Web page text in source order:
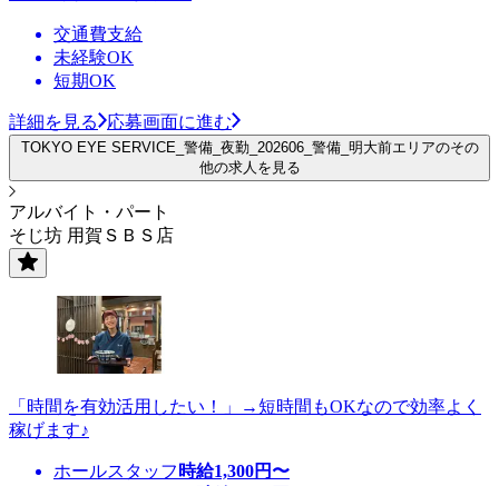
交通費支給
未経験OK
短期OK
詳細を見る 応募画面に進む
TOKYO EYE SERVICE_警備_夜勤_202606_警備_明大前エリアのその
他の求人を見る
アルバイト・パート
そじ坊 用賀ＳＢＳ店
「時間を有効活用したい！」→短時間もOKなので効率よく
稼げます♪
ホールスタッフ 時給1,300円〜